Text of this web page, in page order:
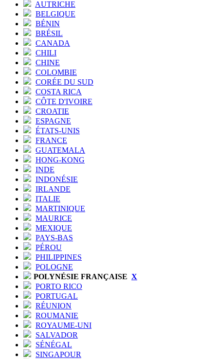
AUTRICHE
BELGIQUE
BÉNIN
BRÉSIL
CANADA
CHILI
CHINE
COLOMBIE
CORÉE DU SUD
COSTA RICA
CÔTE D'IVOIRE
CROATIE
ESPAGNE
ÉTATS-UNIS
FRANCE
GUATEMALA
HONG-KONG
INDE
INDONÉSIE
IRLANDE
ITALIE
MARTINIQUE
MAURICE
MEXIQUE
PAYS-BAS
PÉROU
PHILIPPINES
POLOGNE
POLYNÉSIE FRANÇAISE X
PORTO RICO
PORTUGAL
RÉUNION
ROUMANIE
ROYAUME-UNI
SALVADOR
SÉNÉGAL
SINGAPOUR